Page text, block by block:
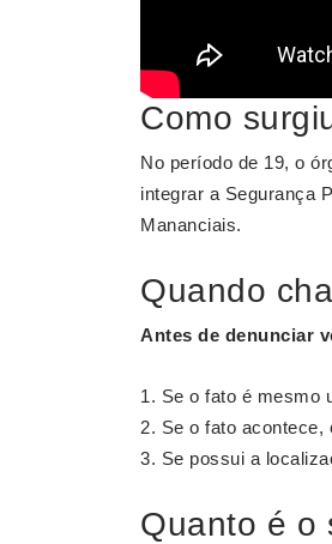
Como
No período de 19, o
integrar a Segurança
Mananciais.
Quando
Antes de denunciar
Se o fato é mesmo
Se o fato acontece,
Se possui a
Quanto é o